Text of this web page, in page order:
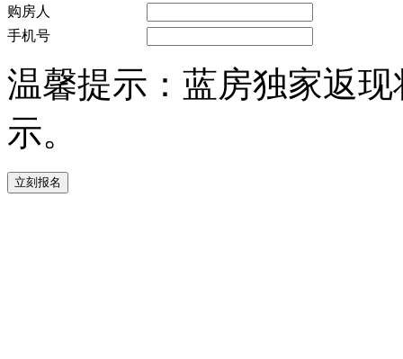
购房人
手机号
温馨提示：蓝房独家返
示。